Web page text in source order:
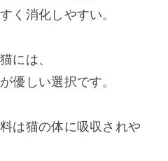
く消化しやすい。
には、
優しい選択です。
は猫の体に吸収されや